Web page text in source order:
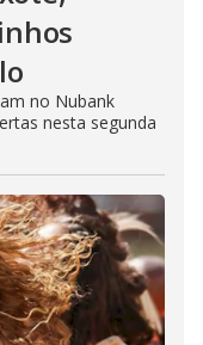
no Nubank
nesta segunda